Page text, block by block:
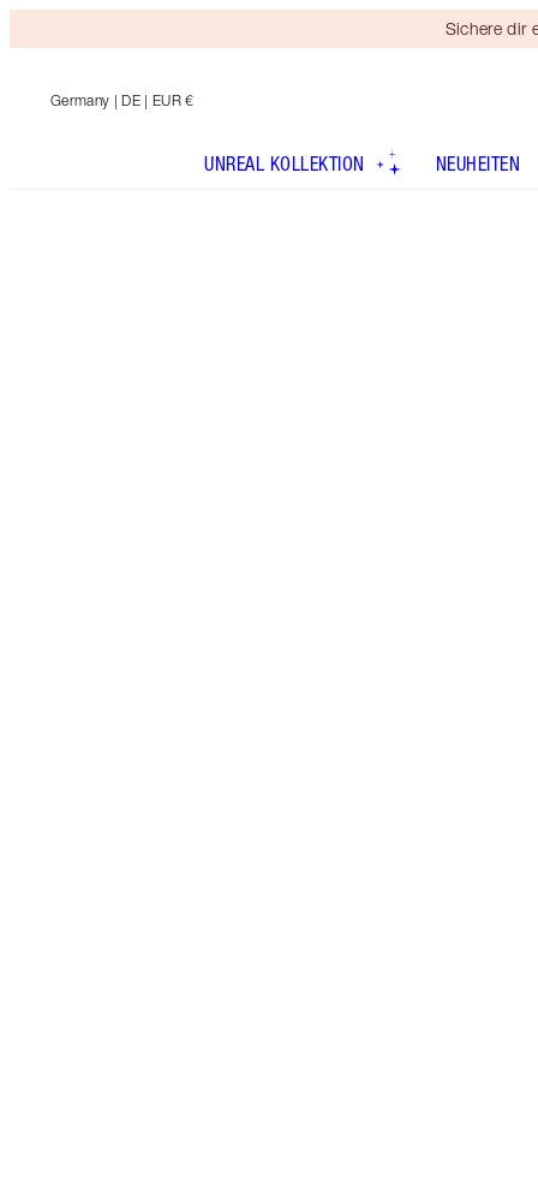
Sichere dir
Germany | DE | EUR €
UNREAL KOLLEKTION NEUHEITEN